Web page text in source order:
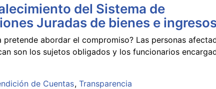
del Sistema de
Juradas de bienes e
pretende abordar el compromiso? Las personas
son los sujetos obligados y los funcionarios
de Cuentas Transparencia